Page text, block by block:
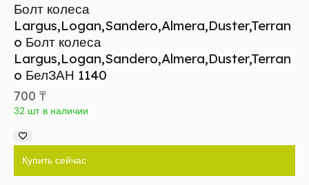
Болт колеса
Largus,Logan,Sandero,Almera,Duster,Terran
o Болт колеса
Largus,Logan,Sandero,Almera,Duster,Terran
o БелЗАН 1140
700₸
32 шт в наличии
Купить сейчас